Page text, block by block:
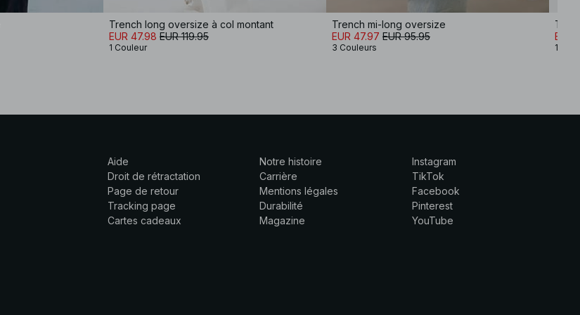
Trench long oversize à col montant
EUR 47.98 EUR 119.95
1 Couleur
Trench mi-long oversize
EUR 47.97 EUR 95.95
3 Couleurs
EUR
1
Aide
Droit de rétractation
Page de retour
Tracking page
Cartes cadeaux
Notre histoire
Carrière
Mentions légales
Durabilité
Magazine
Instagram
TikTok
Facebook
Pinterest
YouTube